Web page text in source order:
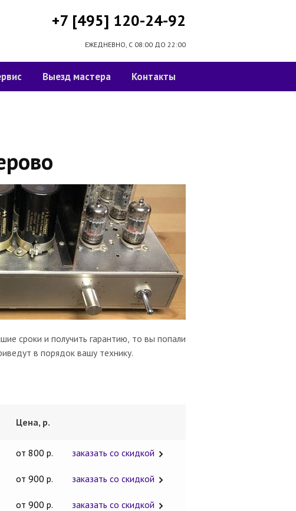
+7 [495] 120-24-92
ЕЖЕДНЕВНО, С 08:00 ДО 22:00
Выезд мастера Контакты
сроки и получить гарантию, то вы попали
в порядок вашу технику.
Цена, р.
от 800 р. заказать со скидкой
от 900 р. заказать со скидкой
от 900 р. заказать со скидкой